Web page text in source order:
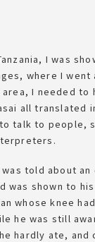
I was
where I
I needed to
all translated
talk to people,
told about an
was shown to
whose knee
he was still
hardly ate, and